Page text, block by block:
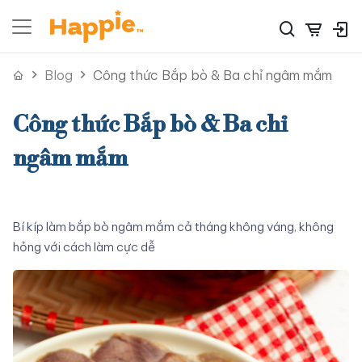
Blog Công thức Bắp bò & Ba chỉ ngâm mắm
Công thức Bắp bò & Ba chỉ
ngâm mắm
Bí kíp làm bắp bò ngâm mắm cả tháng không váng, không
hỏng với cách làm cực dễ